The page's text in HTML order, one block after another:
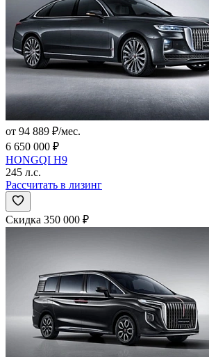
от 94 889 ₽/мес.
6 650 000 ₽
HONGQI H9
245 л.с.
Рассчитать в лизинг
Скидка 350 000 ₽